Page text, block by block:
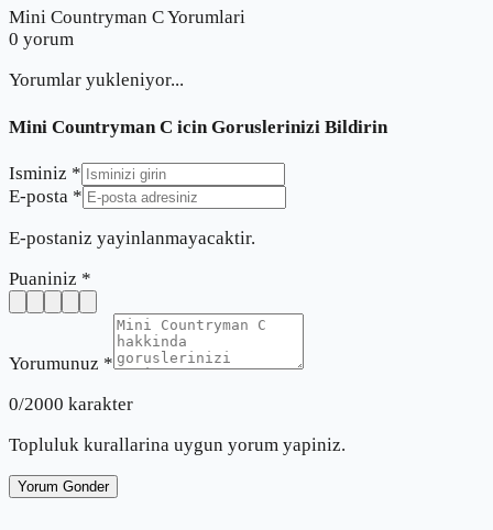
Mini Countryman C Yorumlari
0 yorum
Yorumlar yukleniyor...
Mini Countryman C icin Goruslerinizi Bildirin
Isminiz *
E-posta *
E-postaniz yayinlanmayacaktir.
Puaniniz *
Yorumunuz *
0/2000 karakter
Topluluk kurallarina uygun yorum yapiniz.
Yorum Gonder